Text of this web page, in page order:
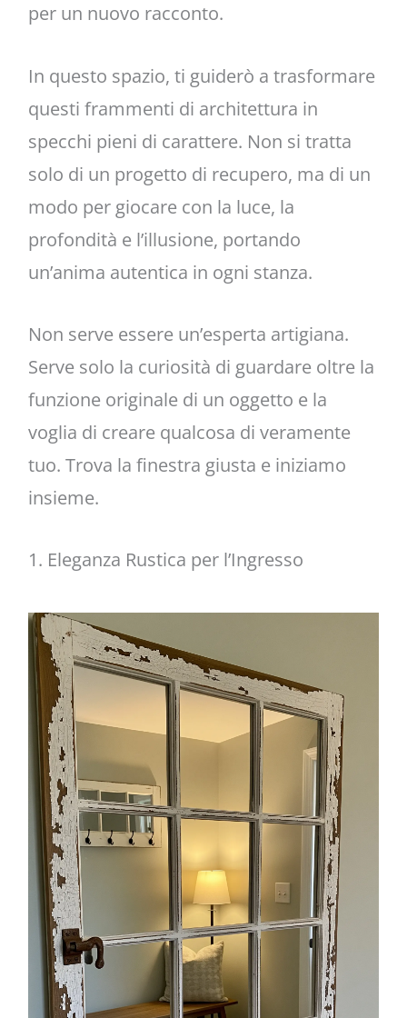
per un nuovo racconto.
In questo spazio, ti guiderò a trasformare
questi frammenti di architettura in
specchi pieni di carattere. Non si tratta
solo di un progetto di recupero, ma di un
modo per giocare con la luce, la
profondità e l’illusione, portando
un’anima autentica in ogni stanza.
Non serve essere un’esperta artigiana.
Serve solo la curiosità di guardare oltre la
funzione originale di un oggetto e la
voglia di creare qualcosa di veramente
tuo. Trova la finestra giusta e iniziamo
insieme.
1. Eleganza Rustica per l’Ingresso